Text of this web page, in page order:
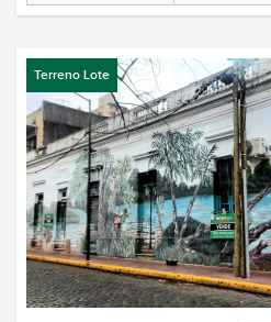
Terreno Lote